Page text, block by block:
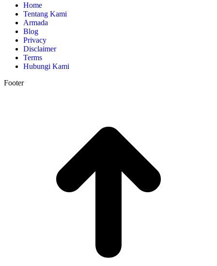
Home
Tentang Kami
Armada
Blog
Privacy
Disclaimer
Terms
Hubungi Kami
Footer